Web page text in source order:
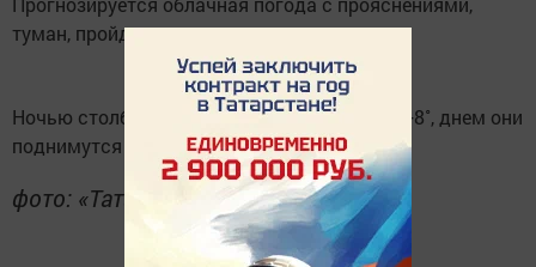
туман, пройдут сильные дожди с грозами.
Ночью столбики термометров покажут +4..+8˚, днем они
поднимутся до +7..+12˚.
фото: «Татар-информ»